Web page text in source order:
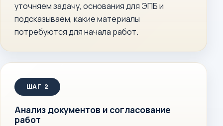
уточняем задачу, основания для ЭПБ и
подсказываем, какие материалы
потребуются для начала работ.
Анализ документов и согласование
работ